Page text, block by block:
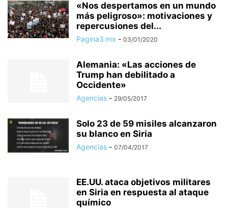
«Nos despertamos en un mundo
más peligroso»: motivaciones y
repercusiones del...
Pagina3.mx - 03/01/2020
Alemania: «Las acciones de
Trump han debilitado a
Occidente»
Agencias - 29/05/2017
Solo 23 de 59 misiles alcanzaron
su blanco en Siria
Agencias - 07/04/2017
EE.UU. ataca objetivos militares
en Siria en respuesta al ataque
químico